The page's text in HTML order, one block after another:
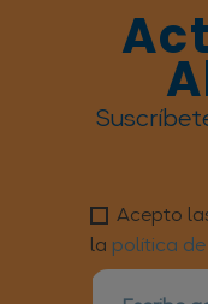
Acepto
la política